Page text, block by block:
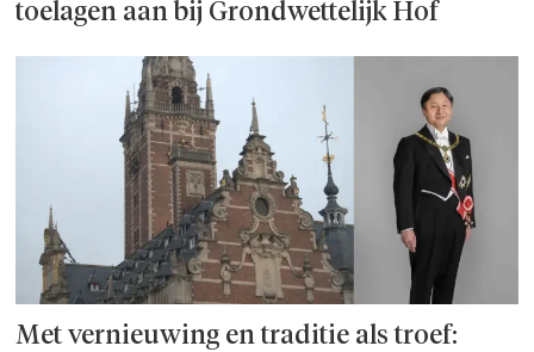
toelagen aan bij Grondwettelijk Hof
Met vernieuwing en traditie als troef: